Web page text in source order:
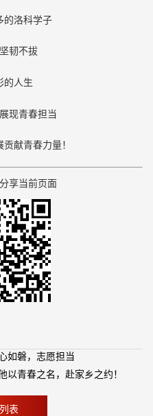
的洛科学子
韧不拔
的人生
现青春担当
献青春力量！
享当前页面
如磐，志愿担当
以青春之名，赴家乡之约！
表